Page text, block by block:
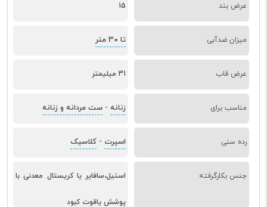
عرض بند 15
میزان ضدآبی تا 30 متر
عرض قاب 31 میلیمتر
مناسب برای زنانه - ست مردانه و زنانه
رده سنی اسپرت - کلاسیک
جنس بکارگرفته استیل،سافایر یا کریستال معدنی با
پوشش یاقوت کبود